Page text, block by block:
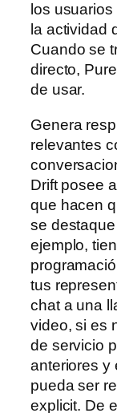
los
la actividad
Cuando se
directo,
de usar.
Genera
relevantes
Drift posee
que hacen
se
ejemplo,
tus
chat a una
video, si es
de servicio
anteriores y
pueda ser
explicit. De